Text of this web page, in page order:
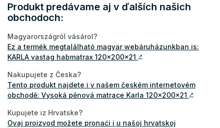
Produkt predávame aj v ďalších našich
obchodoch:
Magyarországról vásárol?
Ez a termék megtalálható magyar webáruházunkban is:
KARLA vastag habmatrax 120x200x21 ↗
Nakupujete z Česka?
Tento produkt najdete i v našem českém internetovém
obchodě: Vysoká pěnová matrace Karla 120x200x21 ↗
Kupujete iz Hrvatske?
Ovaj proizvod možete pronaći i u našoj hrvatskoj